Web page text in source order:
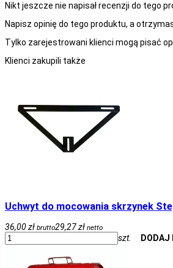
Nikt jeszcze nie napisał recenzji do tego
Napisz opinię do tego produktu, a
Tylko zarejestrowani klienci mogą pisać
Klienci zakupili także
Uchwyt do mocowania skrzynek
36,00 zł brutto29,27 zł netto
szt. DODAJ